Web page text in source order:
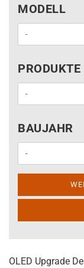
MODELL
MODELL
PRODUKTE
PRODUKTE
BAUJAHR
BAUJAHR
OLED Upgrade